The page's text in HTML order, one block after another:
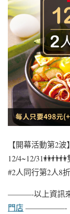
【開幕活動第2波】
12/4~12/
#2人同行第2人8折
———-以上資訊
門店—————-